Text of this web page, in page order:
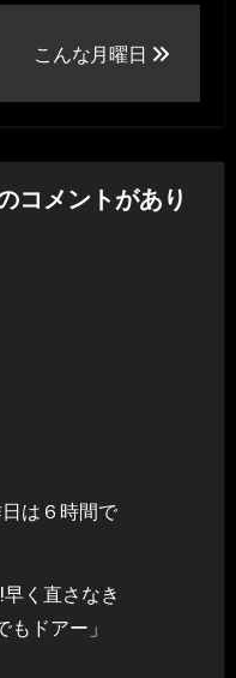
こんな月曜日
コメントがあり
は６時間で
く直さなき
ドアー」